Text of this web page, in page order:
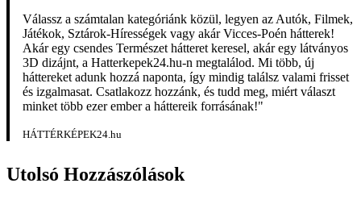
Válassz a számtalan kategóriánk közül, legyen az Autók, Filmek,
Játékok, Sztárok-Hírességek vagy akár Vicces-Poén hátterek!
Akár egy csendes Természet hátteret keresel, akár egy látványos
3D dizájnt, a Hatterkepek24.hu-n megtalálod. Mi több, új
háttereket adunk hozzá naponta, így mindig találsz valami frisset
és izgalmasat. Csatlakozz hozzánk, és tudd meg, miért választ
minket több ezer ember a háttereik forrásának!"
HÁTTÉRKÉPEK24.hu
Utolsó Hozzászólások